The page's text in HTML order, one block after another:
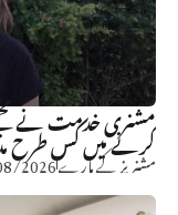
مشنری خدمت نے مجھے
کرنے میں کس طرح
مشنریز کے بارے2026